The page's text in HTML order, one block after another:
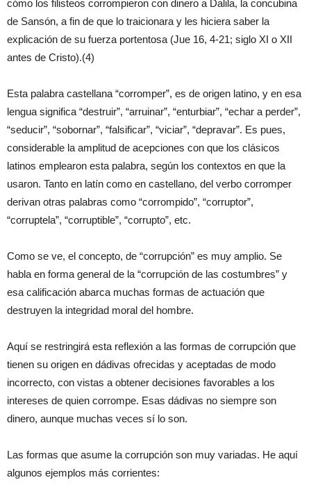
cómo los filisteos corrompieron con dinero a Dalila, la concubina
de Sansón, a fin de que lo traicionara y les hiciera saber la
explicación de su fuerza portentosa (Jue 16, 4-21; siglo XI o XII
antes de Cristo).(4)
Esta palabra castellana “corromper”, es de origen latino, y en esa
lengua significa “destruir”, “arruinar”, “enturbiar”, “echar a perder”,
“seducir”, “sobornar”, “falsificar”, “viciar”, “depravar”. Es pues,
considerable la amplitud de acepciones con que los clásicos
latinos emplearon esta palabra, según los contextos en que la
usaron. Tanto en latín como en castellano, del verbo corromper
derivan otras palabras como “corrompido”, “corruptor”,
“corruptela”, “corruptible”, “corrupto”, etc.
Como se ve, el concepto, de “corrupción” es muy amplio. Se
habla en forma general de la “corrupción de las costumbres” y
esa calificación abarca muchas formas de actuación que
destruyen la integridad moral del hombre.
Aquí se restringirá esta reflexión a las formas de corrupción que
tienen su origen en dádivas ofrecidas y aceptadas de modo
incorrecto, con vistas a obtener decisiones favorables a los
intereses de quien corrompe. Esas dádivas no siempre son
dinero, aunque muchas veces sí lo son.
Las formas que asume la corrupción son muy variadas. He aquí
algunos ejemplos más corrientes: